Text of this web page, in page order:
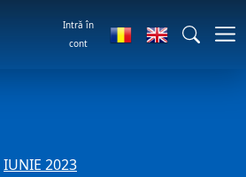
Intră în
cont
IUNIE 2023